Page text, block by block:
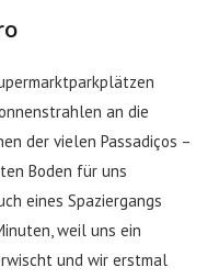
an die
der vielen Passadiços –
Boden für uns
eines Spaziergangs
weil uns ein
und wir erstmal